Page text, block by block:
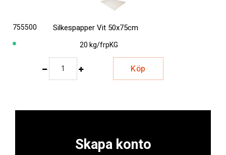
755500 Silkespapper Vit 50x75cm
20 kg/frpKG
Köp
Skapa konto